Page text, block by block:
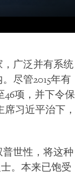
广泛并有系统
尽管2015年有
项，并下令保
习近平治下，
世性，将这种
。本来已饱受